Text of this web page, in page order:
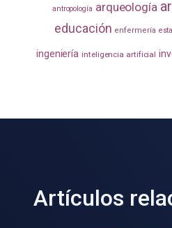
antropología arqueología
educación enfermería
ingeniería inteligencia artificial
Artículos